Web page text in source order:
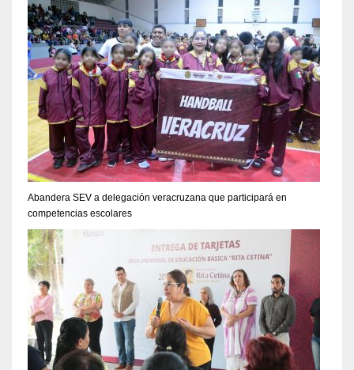
Abandera SEV a delegación veracruzana que participará en
competencias escolares